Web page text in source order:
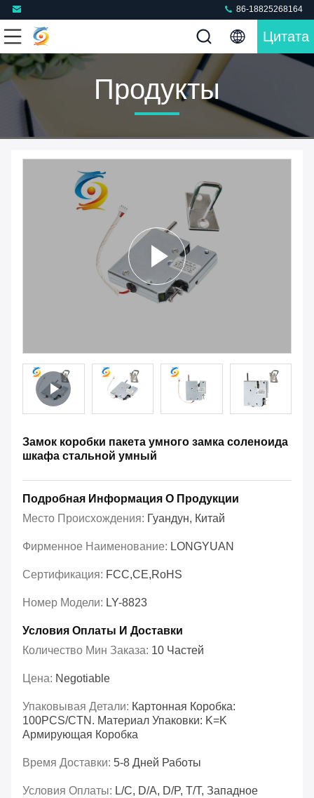
86-18825268164
Цитата
Продукты
Замок коробки пакета умного замка соленоида
шкафа стальной умный
Подробная Информация О Продукции
Место Происхождения: Гуандун, Китай
Фирменное Наименование: LONGYUAN
Сертификация: FCC,CE,RoHS
Номер Модели: LY-8823
Условия Оплаты И Доставки
Количество Мин Заказа: 10 Частей
Цена: Negotiable
Упаковывая Детали: Картонная Коробка:
100PCS/CTN. Материал Упаковки: K=K
Армирующая Коробка
Время Доставки: 5-8 Дней Работы
Условия Оплаты: L/C, D/A, D/P, T/T, Западное